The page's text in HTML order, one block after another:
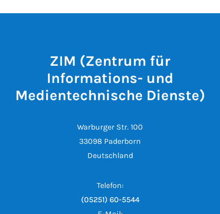
ZIM (Zentrum für
Informations- und
Medientechnische Dienste)
Warburger Str. 100
33098 Paderborn
Deutschland
Telefon:
(05251) 60-5544